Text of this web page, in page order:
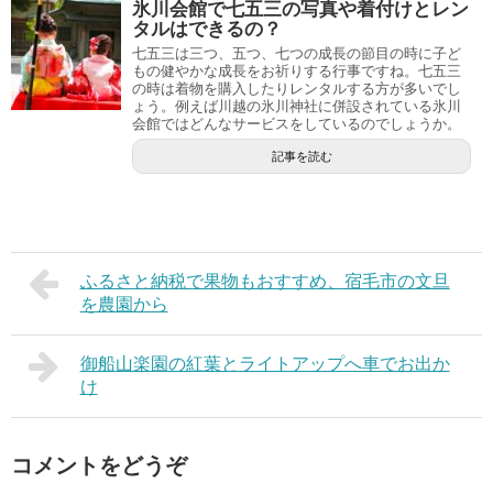
氷川会館で七五三の写真や着付けとレン
タルはできるの？
七五三は三つ、五つ、七つの成長の節目の時に子ど
もの健やかな成長をお祈りする行事ですね。七五三
の時は着物を購入したりレンタルする方が多いでし
ょう。例えば川越の氷川神社に併設されている氷川
会館ではどんなサービスをしているのでしょうか。
記事を読む
ふるさと納税で果物もおすすめ、宿毛市の文旦
を農園から
御船山楽園の紅葉とライトアップへ車でお出か
け
コメントをどうぞ